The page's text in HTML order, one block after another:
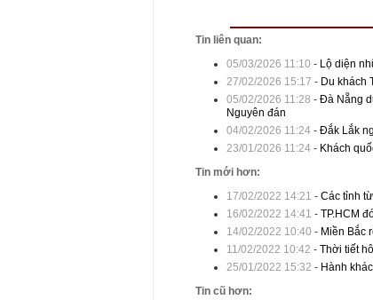
Tin liên quan:
05/03/2026 11:10 - Lộ diện
27/02/2026 15:17 - Du khách
05/02/2026 11:28 - Đà Nẵng
Nguyên đán
04/02/2026 11:24- Đắk Lắk
23/01/2026 11:24- Khách
Tin mới hơn:
17/02/2022 14:21 - Các tỉnh
16/02/2022 14:41 - TP.HCM
14/02/2022 10:40 - Miền Bắc
11/02/2022 10:42 - Thời tiết
25/01/2022 15:32 - Hành
Tin cũ hơn: